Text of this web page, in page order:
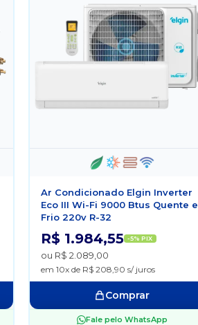
Ar Condicionado Elgin Inverter
Eco III Wi-Fi 9000 Btus Quente e
Frio 220v R-32
R$ 1.984,55 -5% PIX
ou R$ 2.089,00
em 10x de R$ 208,90 s/ juros
Comprar
Fale pelo WhatsApp